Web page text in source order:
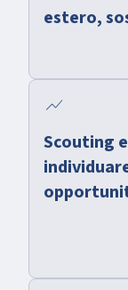
estero,
show_chart
Scouting